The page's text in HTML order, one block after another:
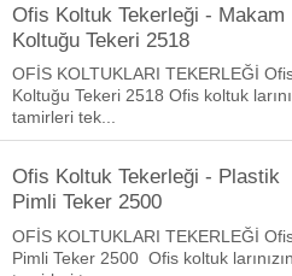
Ofis Koltuk Tekerleği - Makam
Koltuğu Tekeri 2518
OFİS KOLTUKLARI TEKERLEĞİ
Koltuğu Tekeri 2518 Ofis koltuk
tamirleri tek...
Ofis Koltuk Tekerleği - Plastik
Pimli Teker 2500
OFİS KOLTUKLARI TEKERLEĞİ
Pimli Teker 2500 Ofis koltuk